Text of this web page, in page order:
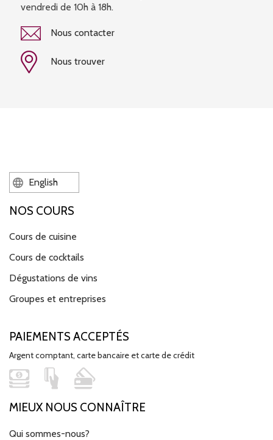
vendredi de 10h à 18h.
Nous contacter
Nous trouver
English
NOS COURS
Cours de cuisine
Cours de cocktails
Dégustations de vins
Groupes et entreprises
PAIEMENTS ACCEPTÉS
Argent comptant, carte bancaire et carte de crédit
MIEUX NOUS CONNAÎTRE
Qui sommes-nous?